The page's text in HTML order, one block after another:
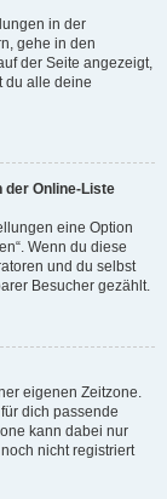
in der
gehe in den
der Seite angezeigt,
du alle deine
der Online-Liste
eine Option
Wenn du diese
und du selbst
Besucher gezählt.
eigenen Zeitzone.
dich passende
kann dabei nur
nicht registriert